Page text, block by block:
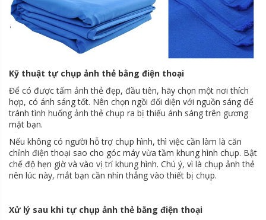
Kỹ thuật tự chụp ảnh thẻ bằng điện thoại
Để có được tấm ảnh thẻ đẹp, đầu tiên, hãy chọn một nơi thích
hợp, có ánh sáng tốt. Nên chọn ngồi đối diện với nguồn sáng để
tránh tình huống ảnh thẻ chụp ra bị thiếu ánh sáng trên gương
mặt bạn.
Nếu không có người hỗ trợ chụp hình, thì việc cần làm là căn
chỉnh điện thoại sao cho góc máy vừa tầm khung hình chụp. Bật
chế độ hẹn giờ và vào vị trí khung hình. Chú ý, vì là chụp ảnh thẻ
nên lúc này, mắt bạn cần nhìn thẳng vào thiết bị chụp.
Xử lý sau khi tự chụp ảnh thẻ bằng điện thoại